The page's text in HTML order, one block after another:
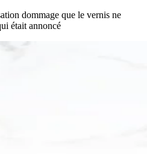
dommage que le vernis ne
était annoncé